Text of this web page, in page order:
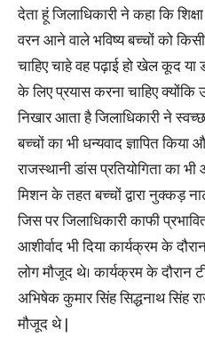
देता हूं जिलाधिकारी ने कहा कि
वरन आने वाले भविष्य बच्चों को
चाहिए चाहे वह पढ़ाई हो खेल कूद
के लिए प्रयास करना चाहिए क्योंकि
निखार आता है जिलाधिकारी ने
बच्चों का भी धन्यवाद ज्ञापित किया
राजस्थानी डांस प्रतियोगिता का
मिशन के तहत बच्चों द्वारा नुक्कड़
जिस पर जिलाधिकारी काफी
आशीर्वाद भी दिया कार्यक्रम के
लोग मौजूद थे। कार्यक्रम के
अभिषेक कुमार सिंह सिद्धनाथ सिंह
मौजूद थे |